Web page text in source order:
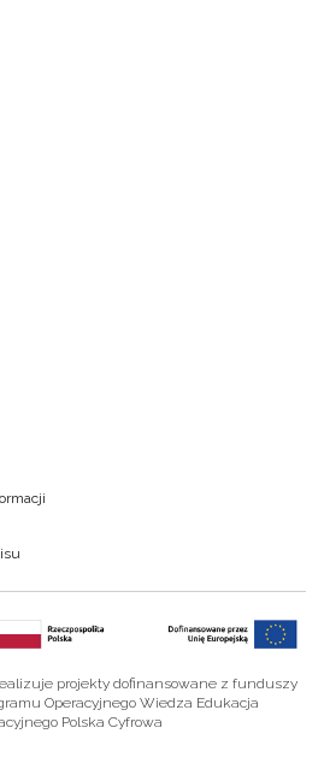
projekty dofinansowane z funduszy
Operacyjnego Wiedza Edukacja
Polska Cyfrowa